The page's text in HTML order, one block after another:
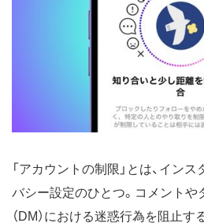
「アカウントの制限」とは、イン
バシー設定のひとつ。コメントや
（DM）における迷惑行為を阻止